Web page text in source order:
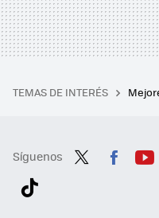
TEMAS DE INTERÉS
Síguenos